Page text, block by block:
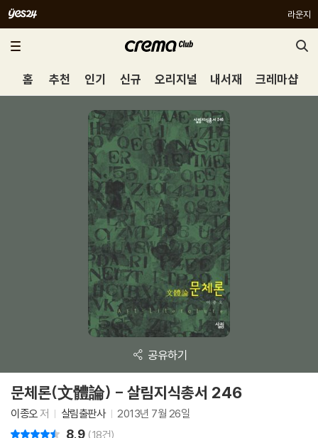
라운지
홈 추천 인기 신규 오리지널 내서재 크레마샵
공유하기
문체론(文體論) - 살림지식총서 246
이종오 저 살림출판사 2013년 7월 26일
8.9 (18건)